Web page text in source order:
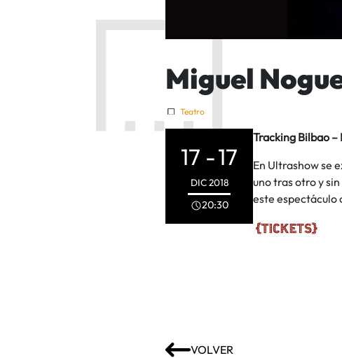
Miguel
Teatro
17 -17
DIC2018
20:30
Tracking Bilbao –
En Ultrashow se
uno tras otro y
este espectáculo
VOLVER